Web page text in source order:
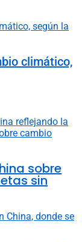
climático,
sobre
sin